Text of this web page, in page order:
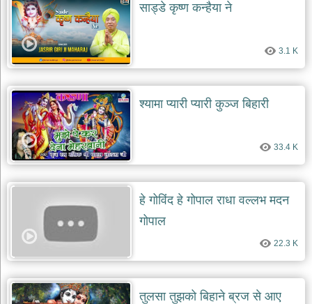
साड्डे कृष्ण कन्हैया ने
3.1 K
श्यामा प्यारी प्यारी कुञ्ज बिहारी
33.4 K
हे गोविंद हे गोपाल राधा वल्लभ मदन
गोपाल
22.3 K
तुलसा तुझको बिहाने ब्रज से आए